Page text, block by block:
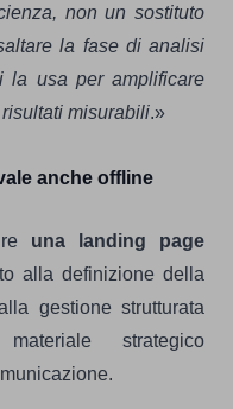
non un sostituto
la fase di analisi
la usa per amplificare
misurabili.»
anche offline
una landing page
alla definizione della
gestione strutturata
strategico